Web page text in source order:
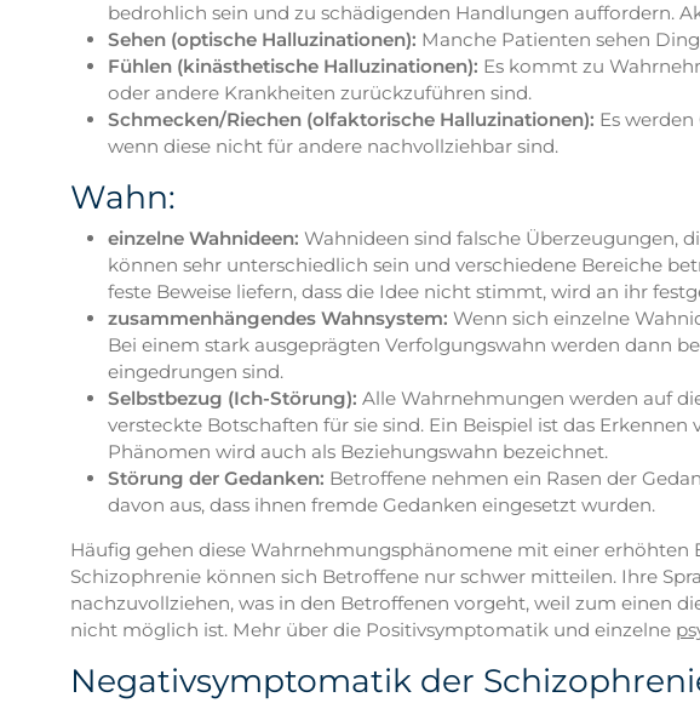
bedrohlich sein und zu schädigenden Handlungen auffordern.
Sehen (optische Halluzinationen): Manche Patienten sehen
Fühlen (kinästhetische Halluzinationen): Es kommt zu
oder andere Krankheiten zurückzuführen sind.
Schmecken/Riechen (olfaktorische Halluzinationen): Es
wenn diese nicht für andere nachvollziehbar sind.
Wahn:
einzelne Wahnideen: Wahnideen sind falsche Überzeugungen,
können sehr unterschiedlich sein und verschiedene Bereiche
feste Beweise liefern, dass die Idee nicht stimmt, wird an ihr
zusammenhängendes Wahnsystem: Wenn sich einzelne
Bei einem stark ausgeprägten Verfolgungswahn werden dann
eingedrungen sind.
Selbstbezug (Ich-Störung): Alle Wahrnehmungen werden auf
versteckte Botschaften für sie sind. Ein Beispiel ist das
Phänomen wird auch als Beziehungswahn bezeichnet.
Störung der Gedanken: Betroffene nehmen ein Rasen der
davon aus, dass ihnen fremde Gedanken eingesetzt wurden.
Häufig gehen diese Wahrnehmungsphänomene mit einer
Schizophrenie können sich Betroffene nur schwer mitteilen. Ihre
nachzuvollziehen, was in den Betroffenen vorgeht, weil zum einen
nicht möglich ist. Mehr über die Positivsymptomatik und einzelne
Negativsymptomatik der